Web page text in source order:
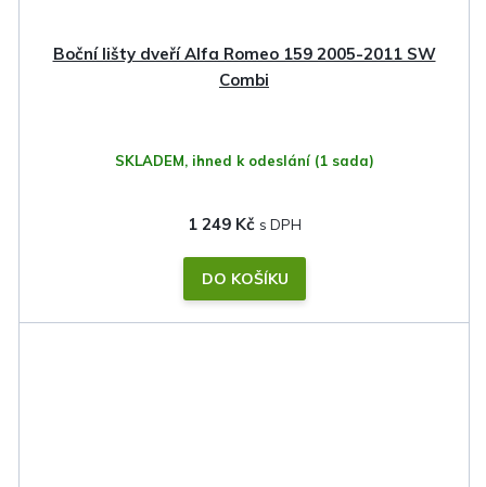
Boční lišty dveří Alfa Romeo 159 2005-2011 SW
Combi
SKLADEM, ihned k odeslání (1 sada)
1 249 Kč
DO KOŠÍKU